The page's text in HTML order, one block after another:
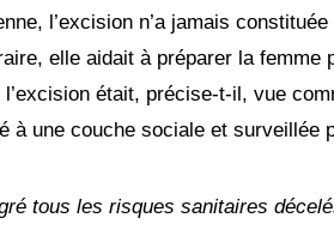
l’excision n’a jamais
elle aidait à préparer la femme
était, précise-t-il, vue
à une couche sociale et surveillée
tous les risques sanitaires